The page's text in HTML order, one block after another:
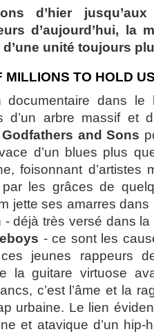
d’hier
d’aujourd’hui, la
unité toujours
MILLIONS TO HOLD
documentaire dans le
d’un arbre massif et
Godfathers and Sons
d’un blues plus
foisonnant d’artistes
les grâces de
jette ses amarres
déjà très versé dans
- ce sont les
jeunes rappeurs
la guitare virtuose
c’est l’âme et la
urbaine. Le lien
et atavique d’un hip-